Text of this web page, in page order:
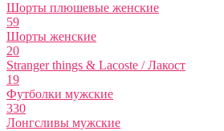
Шорты плюшевые женские
59
Шорты женские
20
Stranger things & Lacoste / Лакост
19
Футболки мужские
330
Лонгсливы мужские